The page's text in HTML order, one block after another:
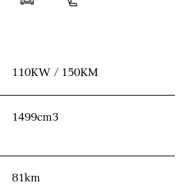
110KW / 150KM
1499cm3
81km